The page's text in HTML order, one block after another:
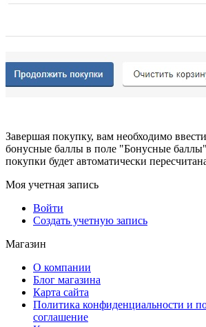
Завершая покупку, вам необходимо
бонусные баллы в полe "Бонусные
покупки будет автоматически
Моя учетная запись
Войти
Создать учетную запись
Магазин
О компании
Блог магазина
Карта сайта
Политика конфиденциальности и
соглашение